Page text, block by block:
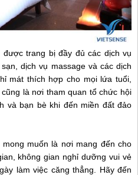
trang bị đầy đủ các dịch vụ
dịch vụ massage và các dịch
mát thích hợp cho mọi lứa tuổi,
là nơi tham quan tổ chức hội
và bạn bè khi đến miền đất đảo
muốn là nơi mang đến cho
không gian nghỉ dưỡng vui vẻ
làm việc căng thẳng. Hãy đến